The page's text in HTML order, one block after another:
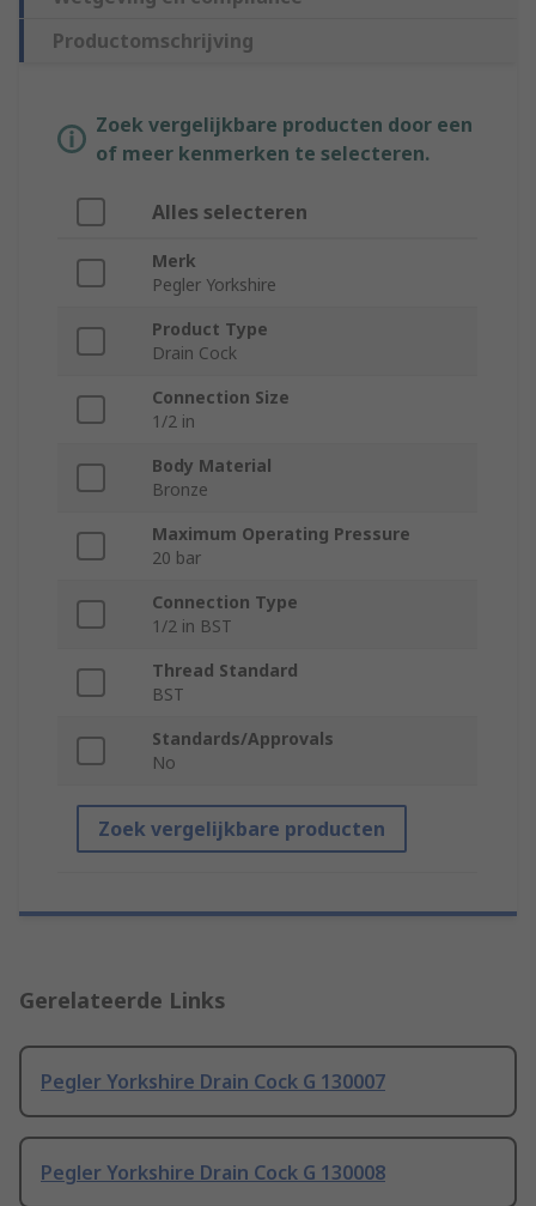
Productomschrijving
Zoek vergelijkbare producten door een
of meer kenmerken te selecteren.
Alles selecteren
Merk
Pegler Yorkshire
Product Type
Drain Cock
Connection Size
1/2 in
Body Material
Bronze
Maximum Operating Pressure
20 bar
Connection Type
1/2 in BST
Thread Standard
BST
Standards/Approvals
No
Zoek vergelijkbare producten
Gerelateerde Links
Pegler Yorkshire Drain Cock G 130007
Pegler Yorkshire Drain Cock G 130008